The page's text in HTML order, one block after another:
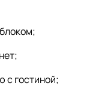
с гостиной;